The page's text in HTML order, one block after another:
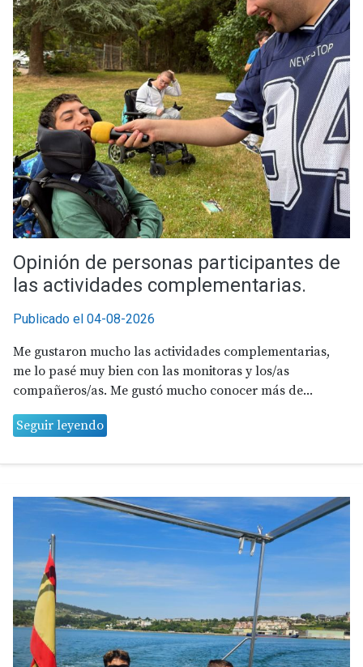
Opinión de personas participantes de
las actividades complementarias.
Publicado el 04-08-2026
Me gustaron mucho las actividades complementarias,
me lo pasé muy bien con las monitoras y los/as
compañeros/as. Me gustó mucho conocer más de...
Seguir leyendo